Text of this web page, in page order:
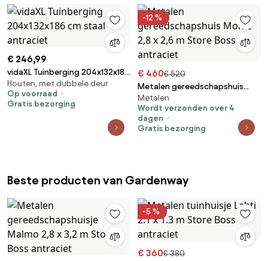
€ 246,99
vidaXL Tuinberging 204x132x186
cm staal antraciet
Houten, met dubbele deur
Op voorraad
Gratis bezorging
-12 %
€ 460€ 520
Metalen gereedschapshuis
Molde 2,8 x 2,6 m Store Boss
antraciet
Metalen
Wordt verzonden over 4
dagen
Gratis bezorging
Beste producten van Gardenway
-5 %
€ 360€ 380